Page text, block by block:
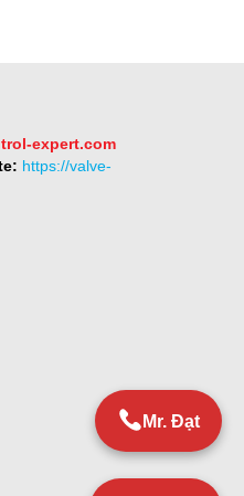
expert.com
https://valve-
Mr. Đạt